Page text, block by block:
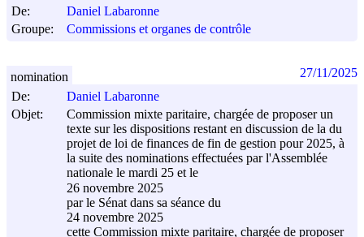
De:
Daniel Labaronne
Groupe:
Commissions et organes de contrôle
De:
Daniel Labaronne
Objet:
Commission mixte paritaire, chargée de proposer un
texte sur les dispositions restant en discussion de la du
projet de loi de finances de fin de gestion pour 2025, à
la suite des nominations effectuées par l'Assemblée
nationale le mardi 25 et le
26 novembre 2025
par le Sénat dans sa séance du
24 novembre 2025
cette Commission mixte paritaire, chargée de proposer
nomination 27/11/2025